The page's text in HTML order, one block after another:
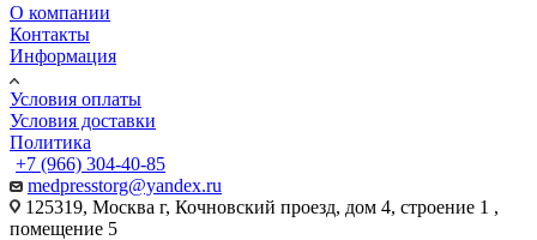
О компании
Контакты
Информация
Условия оплаты
Условия доставки
Политика
+7 (966) 304-40-85
medpresstorg@yandex.ru
125319, Москва г, Кочновский проезд, дом 4, строение 1 ,
помещение 5